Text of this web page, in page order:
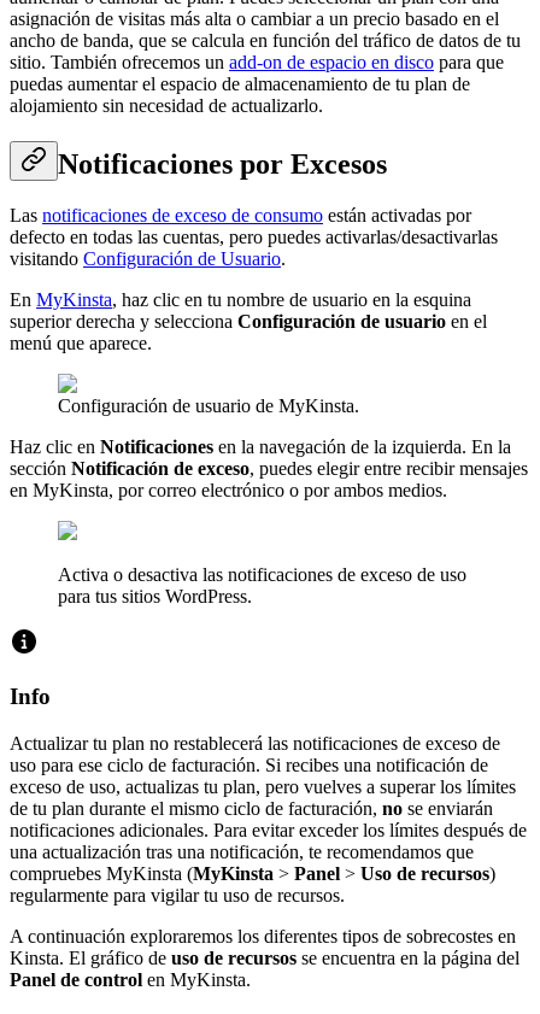
asignación de visitas más alta o cambiar a un precio basado en el
ancho de banda, que se calcula en función del tráfico de datos de tu
sitio. También ofrecemos un add-on de espacio en disco para que
puedas aumentar el espacio de almacenamiento de tu plan de
alojamiento sin necesidad de actualizarlo.
Notificaciones por Excesos
Las notificaciones de exceso de consumo están activadas por
defecto en todas las cuentas, pero puedes activarlas/desactivarlas
visitando Configuración de Usuario.
En MyKinsta, haz clic en tu nombre de usuario en la esquina
superior derecha y selecciona Configuración de usuario en el
menú que aparece.
Configuración de usuario de MyKinsta.
Haz clic en Notificaciones en la navegación de la izquierda. En la
sección Notificación de exceso, puedes elegir entre recibir mensajes
en MyKinsta, por correo electrónico o por ambos medios.
Activa o desactiva las notificaciones de exceso de uso
para tus sitios WordPress.
Info
Actualizar tu plan no restablecerá las notificaciones de exceso de
uso para ese ciclo de facturación. Si recibes una notificación de
exceso de uso, actualizas tu plan, pero vuelves a superar los límites
de tu plan durante el mismo ciclo de facturación, no se enviarán
notificaciones adicionales. Para evitar exceder los límites después de
una actualización tras una notificación, te recomendamos que
compruebes MyKinsta (MyKinsta > Panel > Uso de recursos)
regularmente para vigilar tu uso de recursos.
A continuación exploraremos los diferentes tipos de sobrecostes en
Kinsta. El gráfico de uso de recursos se encuentra en la página del
Panel de control en MyKinsta.